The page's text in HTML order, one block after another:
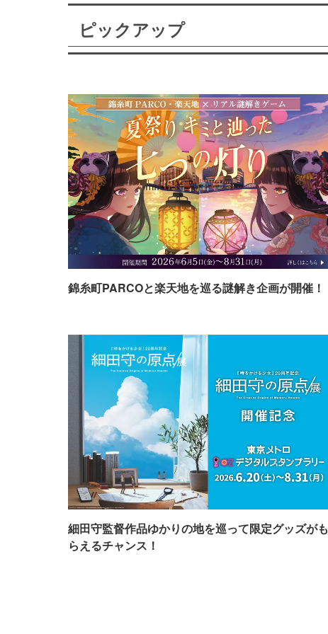
ピックアップ
錦糸町PARCOと楽天地を巡る謎解き企画が開催！
細田守監督作品ゆかりの地を巡って限定グッズがも
らえるチャンス！